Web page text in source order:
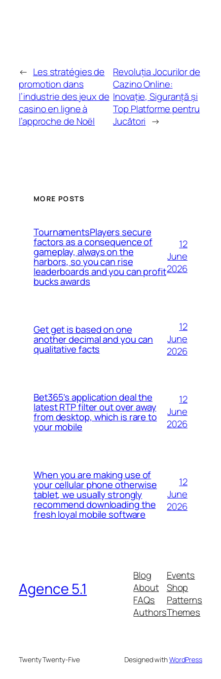
← Les stratégies de
promotion dans
l’industrie des jeux de
casino en ligne à
l’approche de Noël
Revoluția Jocurilor de
Cazino Online:
Inovație, Siguranță și
Top Platforme pentru
Jucători →
MORE POSTS
TournamentsPlayers secure
factors as a consequence of
gameplay, always on the
harbors, so you can rise
leaderboards and you can profit
bucks awards
12
June
2026
Get get is based on one
another decimal and you can
qualitative facts
12
June
2026
Bet365’s application deal the
latest RTP filter out over away
from desktop, which is rare to
your mobile
12
June
2026
When you are making use of
your cellular phone otherwise
tablet, we usually strongly
recommend downloading the
fresh loyal mobile software
12
June
2026
Agence 5.1
Blog
About
FAQs
Authors
Events
Shop
Patterns
Themes
Twenty Twenty-Five Designed withWordPress